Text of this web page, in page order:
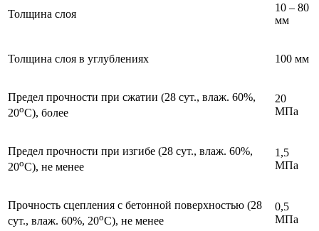
Толщина слоя
10 – 80
мм
Толщина слоя в углублениях 100 мм
Предел прочности при сжатии (28 сут., влаж. 60%,
20оС), более
20
МПа
Предел прочности при изгибе (28 сут., влаж. 60%,
20оС), не менее
1,5
МПа
Прочность сцепления с бетонной поверхностью (28
сут., влаж. 60%, 20оС), не менее
0,5
МПа